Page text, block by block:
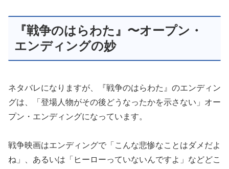
『戦争のはらわた』〜オープン・
エンディングの妙
ネタバレになりますが、『戦争のはらわた』のエンディン
グは、「登場人物がその後どうなったかを示さない」オー
プン・エンディングになっています。
戦争映画はエンディングで「こんな悲惨なことはダメだよ
ね」、あるいは「ヒーローっていないんですよ」などどこ